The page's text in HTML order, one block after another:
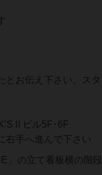
とお伝え下さい、ス
ビル5F･6F
右手へ進んで下さい
」の立て看板横の階